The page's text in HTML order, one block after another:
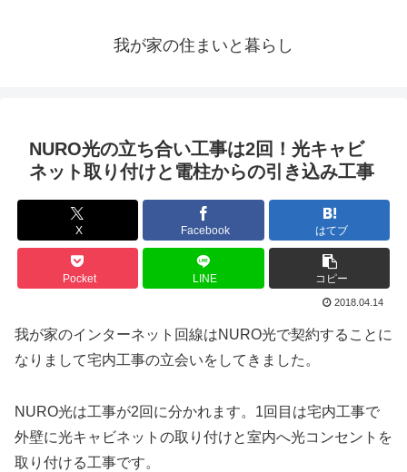
我が家の住まいと暮らし
NURO光の立ち合い工事は2回！光キャビ
ネット取り付けと電柱からの引き込み工事
X Facebook はてブ
Pocket LINE コピー
2018.04.14
我が家のインターネット回線はNURO光で契約することに
なりまして宅内工事の立会いをしてきました。
NURO光は工事が2回に分かれます。1回目は宅内工事で
外壁に光キャビネットの取り付けと室内へ光コンセントを
取り付ける工事です。